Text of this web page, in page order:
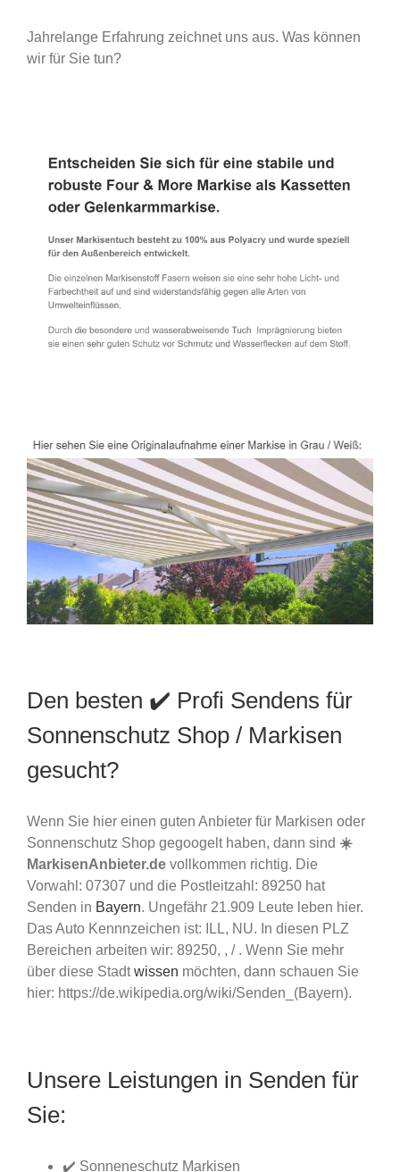
Jahrelange Erfahrung zeichnet uns aus. Was können
wir für Sie tun?
Den besten ✔️ Profi Sendens für
Sonnenschutz Shop / Markisen
gesucht?
Wenn Sie hier einen guten Anbieter für Markisen oder
Sonnenschutz Shop gegoogelt haben, dann sind ☀️
MarkisenAnbieter.de vollkommen richtig. Die
Vorwahl: 07307 und die Postleitzahl: 89250 hat
Senden in Bayern. Ungefähr 21.909 Leute leben hier.
Das Auto Kennnzeichen ist: ILL, NU. In diesen PLZ
Bereichen arbeiten wir: 89250, , / . Wenn Sie mehr
über diese Stadtwissen möchten, dann schauen Sie
hier: https://de.wikipedia.org/wiki/Senden_(Bayern).
Unsere Leistungen in Senden für
Sie:
✔️ Sonneneschutz Markisen